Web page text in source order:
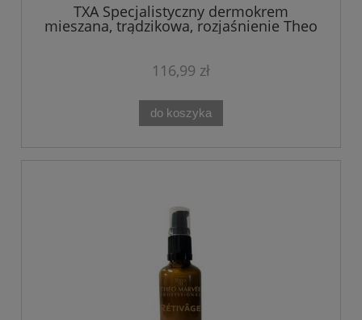
TXA Specjalistyczny dermokrem
mieszana, trądzikowa, rozjaśnienie Theo
Marvee 50ML
116,99 zł
do koszyka